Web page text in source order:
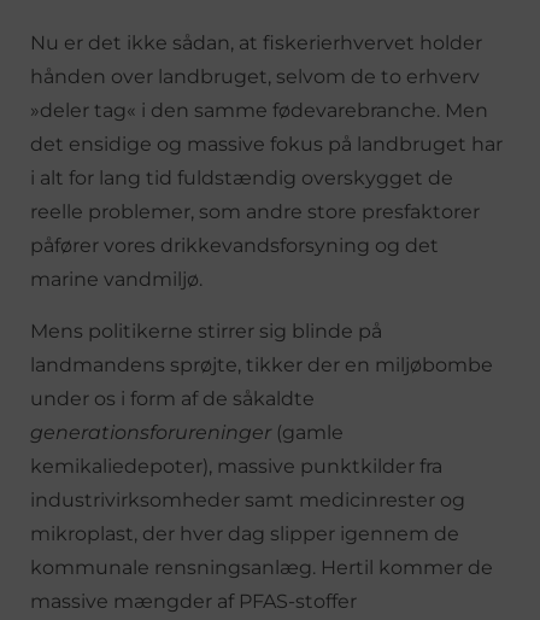
Nu er det ikke sådan, at fiskerierhvervet holder
hånden over landbruget, selvom de to erhverv
»deler tag« i den samme fødevarebranche. Men
det ensidige og massive fokus på landbruget har
i alt for lang tid fuldstændig overskygget de
reelle problemer, som andre store presfaktorer
påfører vores drikkevandsforsyning og det
marine vandmiljø.
Mens politikerne stirrer sig blinde på
landmandens sprøjte, tikker der en miljøbombe
under os i form af de såkaldte
generationsforureninger (gamle
kemikaliedepoter), massive punktkilder fra
industrivirksomheder samt medicinrester og
mikroplast, der hver dag slipper igennem de
kommunale rensningsanlæg. Hertil kommer de
massive mængder af PFAS-stoffer